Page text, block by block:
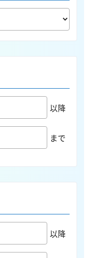
以降
まで
以降